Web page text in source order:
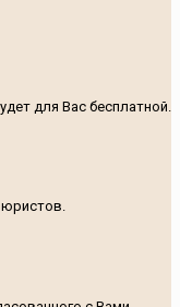
для Вас бесплатной.
юристов.